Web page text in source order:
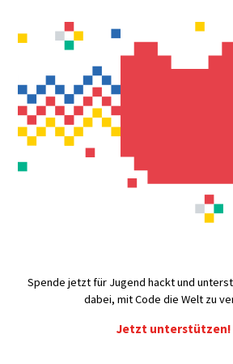
Spende jetzt für Jugend hackt und
dabei, mit Code die Welt zu
Jetzt unterstützen!